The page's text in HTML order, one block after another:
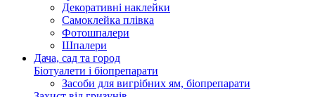
Декоративні наклейки
Самоклейка плівка
Фотошпалери
Шпалери
Дача, сад та город
Біотуалети і біопрепарати
Засоби для вигрібних ям, біопрепарати